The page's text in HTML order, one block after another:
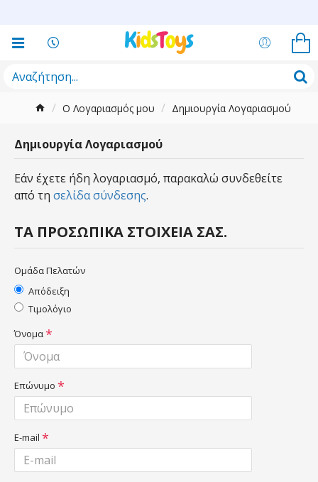
O Λογαριασμός μου Δημιουργία Λογαριασμού
Δημιουργία Λογαριασμού
Εάν έχετε ήδη λογαριασμό, παρακαλώ συνδεθείτε
από τη σελίδα σύνδεσης.
ΤΑ ΠΡΟΣΩΠΙΚΆ ΣΤΟΙΧΕΊΑ ΣΑΣ.
Ομάδα Πελατών
Απόδειξη
Τιμολόγιο
Όνομα
Επώνυμο
E-mail